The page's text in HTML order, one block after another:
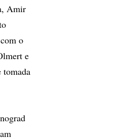
Amir
o
e
tomada